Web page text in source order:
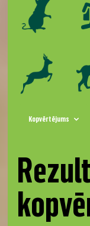
Kopvērtējums